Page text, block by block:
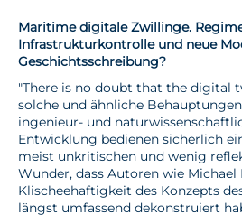
Maritime digitale Zwillinge.
Infrastrukturkontrolle und neue
Geschichtsschreibung?
"There is no doubt that the digital
solche und ähnliche
ingenieur- und
Entwicklung bedienen sicherlich
meist unkritischen und wenig
Wunder, dass Autoren wie
Klischeehaftigkeit des Konzepts
längst umfassend dekonstruiert